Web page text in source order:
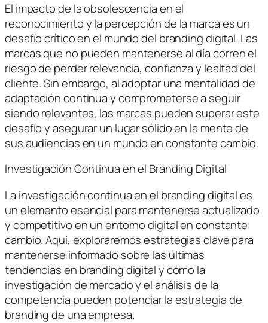
El impacto de la obsolescencia en el
reconocimiento y la percepción de la marca es un
desafío crítico en el mundo del branding digital. Las
marcas que no pueden mantenerse al día corren el
riesgo de perder relevancia, confianza y lealtad del
cliente. Sin embargo, al adoptar una mentalidad de
adaptación continua y comprometerse a seguir
siendo relevantes, las marcas pueden superar este
desafío y asegurar un lugar sólido en la mente de
sus audiencias en un mundo en constante cambio.
Investigación Continua en el Branding Digital
La investigación continua en el branding digital es
un elemento esencial para mantenerse actualizado
y competitivo en un entorno digital en constante
cambio. Aquí, exploraremos estrategias clave para
mantenerse informado sobre las últimas
tendencias en branding digital y cómo la
investigación de mercado y el análisis de la
competencia pueden potenciar la estrategia de
branding de una empresa.